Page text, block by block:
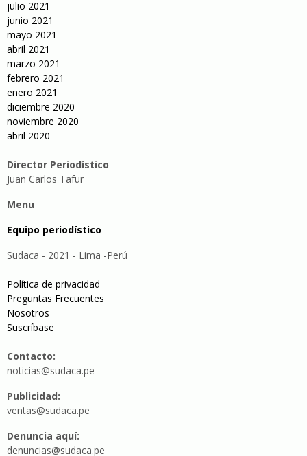
julio 2021
junio 2021
mayo 2021
abril 2021
marzo 2021
febrero 2021
enero 2021
diciembre 2020
noviembre 2020
abril 2020
Director Periodístico
Juan Carlos Tafur
Menu
Equipo periodístico
Sudaca - 2021 - Lima -Perú
Política de privacidad
Preguntas Frecuentes
Nosotros
Suscríbase
Contacto:
noticias@sudaca.pe
Publicidad:
ventas@sudaca.pe
Denuncia aquí:
denuncias@sudaca.pe